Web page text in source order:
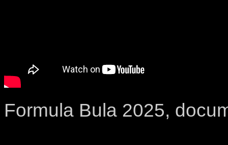
Formula Bula 2025,